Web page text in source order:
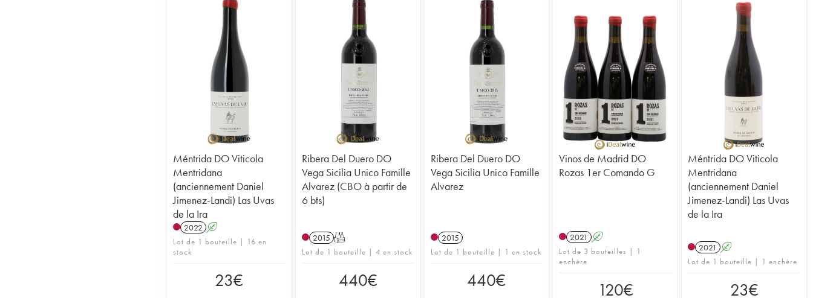
Méntrida DO Viticola
Mentridana
(anciennement Daniel
Jimenez-Landi) Las Uvas
de la Ira
2022 A
Lot de 1 bouteille | 16 en
stock
23€
Ribera Del Duero DO
Vega Sicilia Unico Famille
Alvarez (CBO à partir de
6 bts)
2015 T
Lot de 1 bouteille | 4 en stock
440€
Ribera Del Duero DO
Vega Sicilia Unico Famille
Alvarez
2015
Lot de 1 bouteille | 1 en stock
440€
Vinos de Madrid DO
Rozas 1er Comando G
2021 A
Lot de 3 bouteilles | 1
enchère
120€
Méntrida DO Viticola
Mentridana
(anciennement Daniel
Jimenez-Landi) Las Uvas
de la Ira
2021 A
Lot de 1 bouteille | 1 enchère
23€